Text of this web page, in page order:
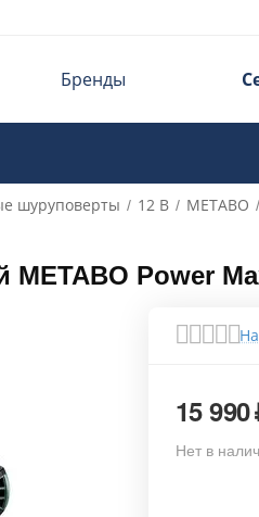
Бренды
шуруповерты / 12 В / METABO /
Power
15 990
Нет в